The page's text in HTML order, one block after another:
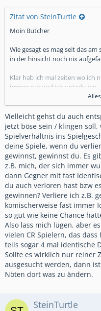
Zitat von SteinTurtle
Moin Butcher
Wie gesagt es mag seit das
in der hinsicht noch nix
Klar hab ich mal zeiten wo ich
immer nur weil ich unterlv bin.
Und zu dem das man immer
Meinen zweitacc spiel ich mit
gebaut hab, und noch ist mir
das Cell mich iwie Kontert.
Gruß Turtle
Vielleicht gehst du auch
jetzt böse sein / klingen
Spielverhältnis ins
deine Spiele, wenn du
gewinnst, gewinnst du. Es
z.B. mich, der sich immer
dann Gegner mit fast
du auch verloren hast bzw
gewinnen? Verliere ich z.B.
komischerweise fast immer
so gut wie keine Chance
Also lass mich lügen, aber
vielen CR Spielern, das
teils sogar 4 mal identische
Sollte es wirklich nur reiner
ausgesucht werden, dann
Nöten dort was zu ändern.
SteinTurtle